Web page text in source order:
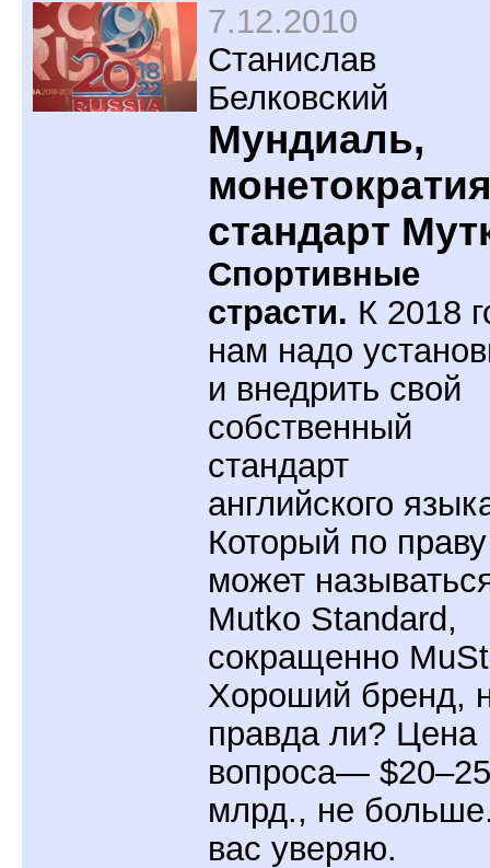
7.12.2010
Станислав
Белковский
Мундиаль,
стандарт
Спортивные
страсти. К 2018
нам надо
и внедрить свой
собственный
стандарт
английского
Который по праву
может
Mutko Standard,
сокращенно
Хороший бренд,
правда ли? Цена
вопроса— $20–25
млрд., не
вас уверяю.